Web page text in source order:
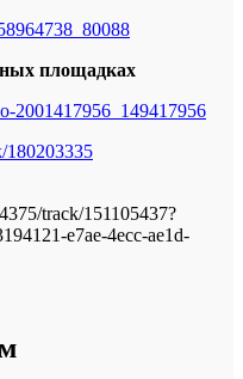
площадках
2001417956_149417956
180203335
track/151105437?
e7ae-4ecc-ae1d-